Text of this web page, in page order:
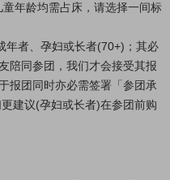
年龄均需占床，请选择一间标
年者、孕妇或长者(70+)；其必
陪同参团，我们才会接受其报
报团同时亦必需签署「参团承
建议(孕妇或长者)在参团前购